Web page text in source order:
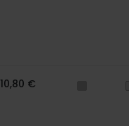
10,80 €